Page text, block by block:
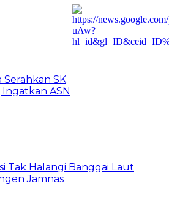
Serahkan SK
Ingatkan ASN
Tak Halangi Banggai Laut
Jamnas